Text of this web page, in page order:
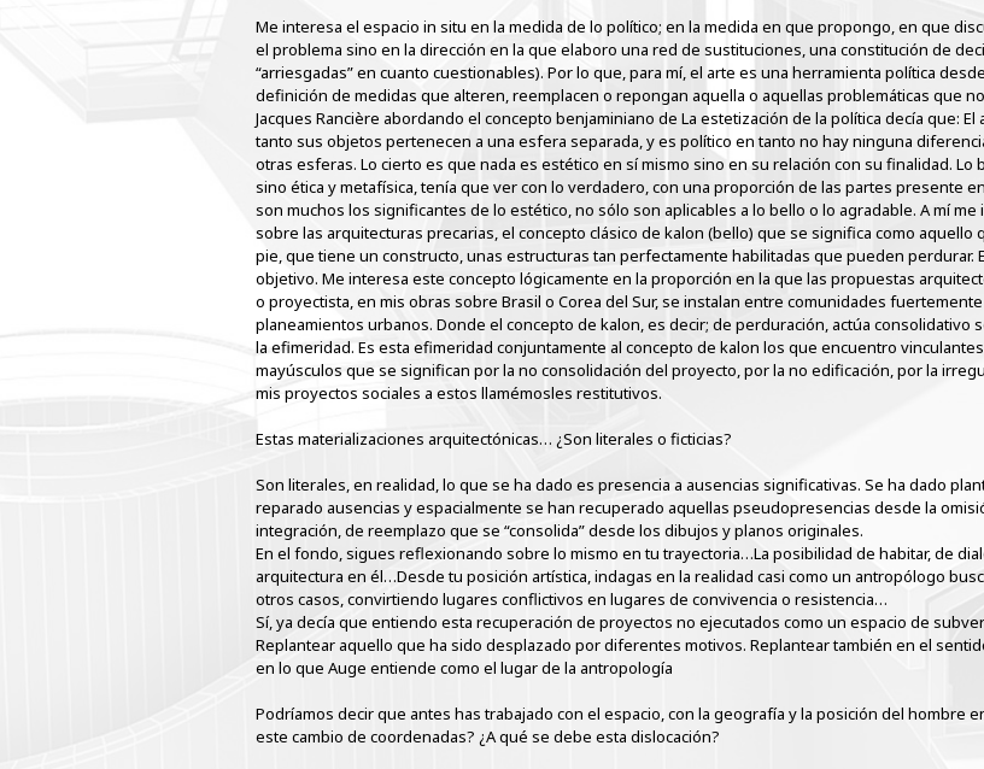
Me interesa el espacio in situ en la medida de lo político; en la medida en que propongo, en que
el problema sino en la dirección en la que elaboro una red de sustituciones, una constitución de
“arriesgadas” en cuanto cuestionables). Por lo que, para mí, el arte es una herramienta política
definición de medidas que alteren, reemplacen o repongan aquella o aquellas problemáticas que
Jacques Rancière abordando el concepto benjaminiano de La estetización de la política decía que:
tanto sus objetos pertenecen a una esfera separada, y es político en tanto no hay ninguna
otras esferas. Lo cierto es que nada es estético en sí mismo sino en su relación con su finalidad.
sino ética y metafísica, tenía que ver con lo verdadero, con una proporción de las partes presente
son muchos los significantes de lo estético, no sólo son aplicables a lo bello o lo agradable. A mí
sobre las arquitecturas precarias, el concepto clásico de kalon (bello) que se significa como
pie, que tiene un constructo, unas estructuras tan perfectamente habilitadas que pueden perdurar.
objetivo. Me interesa este concepto lógicamente en la proporción en la que las propuestas
o proyectista, en mis obras sobre Brasil o Corea del Sur, se instalan entre comunidades
planeamientos urbanos. Donde el concepto de kalon, es decir; de perduración, actúa
la efimeridad. Es esta efimeridad conjuntamente al concepto de kalon los que encuentro
mayúsculos que se significan por la no consolidación del proyecto, por la no edificación, por la
mis proyectos sociales a estos llamémosles restitutivos.
Estas materializaciones arquitectónicas… ¿Son literales o ficticias?
Son literales, en realidad, lo que se ha dado es presencia a ausencias significativas. Se ha dado
reparado ausencias y espacialmente se han recuperado aquellas pseudopresencias desde la
integración, de reemplazo que se “consolida” desde los dibujos y planos originales.
En el fondo, sigues reflexionando sobre lo mismo en tu trayectoria…La posibilidad de habitar, de
arquitectura en él…Desde tu posición artística, indagas en la realidad casi como un antropólogo
otros casos, convirtiendo lugares conflictivos en lugares de convivencia o resistencia…
Sí, ya decía que entiendo esta recuperación de proyectos no ejecutados como un espacio de
Replantear aquello que ha sido desplazado por diferentes motivos. Replantear también en el
en lo que Auge entiende como el lugar de la antropología
Podríamos decir que antes has trabajado con el espacio, con la geografía y la posición del hombre
este cambio de coordenadas? ¿A qué se debe esta dislocación?